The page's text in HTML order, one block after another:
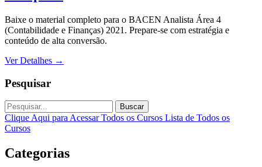
Baixe o material completo para o BACEN Analista Área 4
(Contabilidade e Finanças) 2021. Prepare-se com estratégia e
conteúdo de alta conversão.
Ver Detalhes →
Pesquisar
Buscar
Clique Aqui para Acessar Todos os Cursos Lista de Todos os
Cursos
Categorias